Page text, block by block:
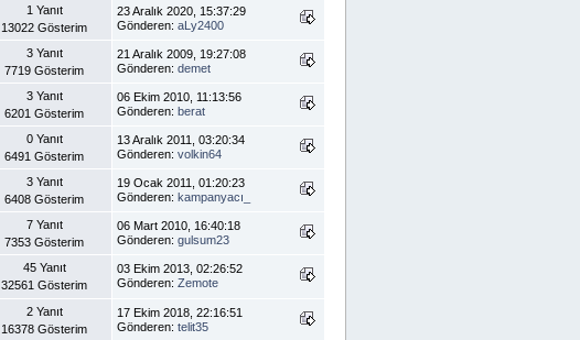
1 Yanıt
13022 Gösterim
23 Aralık 2020, 15:37:29
Gönderen: aLy2400
3 Yanıt
7719 Gösterim
21 Aralık 2009, 19:27:08
Gönderen: demet
3 Yanıt
6201 Gösterim
06 Ekim 2010, 11:13:56
Gönderen: berat
0 Yanıt
6491 Gösterim
13 Aralık 2011, 03:20:34
Gönderen: volkin64
3 Yanıt
6408 Gösterim
19 Ocak 2011, 01:20:23
Gönderen: kampanyacı_
7 Yanıt
7353 Gösterim
06 Mart 2010, 16:40:18
Gönderen: gulsum23
45 Yanıt
32561 Gösterim
03 Ekim 2013, 02:26:52
Gönderen: Zemote
2 Yanıt
16378 Gösterim
17 Ekim 2018, 22:16:51
Gönderen: telit35